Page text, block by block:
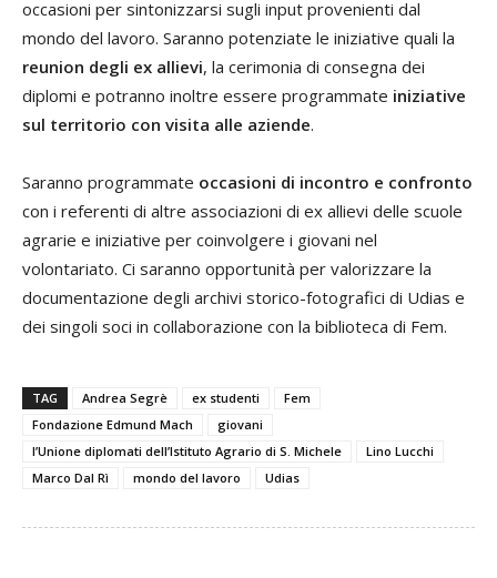
occasioni per sintonizzarsi sugli input provenienti dal
mondo del lavoro. Saranno potenziate le iniziative quali la
reunion degli ex allievi, la cerimonia di consegna dei
diplomi e potranno inoltre essere programmate iniziative
sul territorio con visita alle aziende.
Saranno programmate occasioni di incontro e confronto
con i referenti di altre associazioni di ex allievi delle scuole
agrarie e iniziative per coinvolgere i giovani nel
volontariato. Ci saranno opportunità per valorizzare la
documentazione degli archivi storico-fotografici di Udias e
dei singoli soci in collaborazione con la biblioteca di Fem.
TAG Andrea Segrè ex studenti
Fem
Fondazione Edmund Mach
giovani
l’Unione diplomati dell’Istituto Agrario di S. Michele
Lino Lucchi
Marco Dal Rì
mondo del lavoro Udias